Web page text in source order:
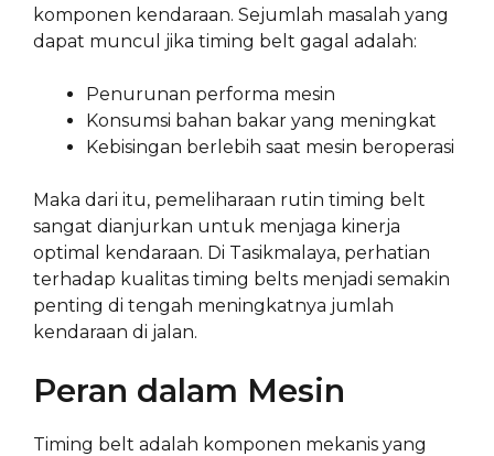
komponen kendaraan. Sejumlah masalah yang
dapat muncul jika timing belt gagal adalah:
Penurunan performa mesin
Konsumsi bahan bakar yang meningkat
Kebisingan berlebih saat mesin beroperasi
Maka dari itu, pemeliharaan rutin timing belt
sangat dianjurkan untuk menjaga kinerja
optimal kendaraan. Di Tasikmalaya, perhatian
terhadap kualitas timing belts menjadi semakin
penting di tengah meningkatnya jumlah
kendaraan di jalan.
Peran dalam Mesin
Timing belt adalah komponen mekanis yang